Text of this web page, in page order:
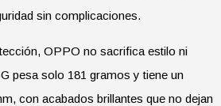
sin complicaciones.
OPPO no sacrifica estilo ni
pesa solo 181 gramos y tiene un
con acabados brillantes que no dejan